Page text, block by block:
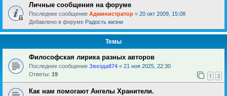
Личные сообщения на форуме
Последнее сообщение Администратор « 20 окт 2009, 15:08
Добавлено в форуме Радость жизни
Темы
Философская лирика разных авторов
Последнее сообщение Звезда874 « 21 ноя 2025, 22:30
Ответы: 19 1 2
Как нам помогают Ангелы Хранители.